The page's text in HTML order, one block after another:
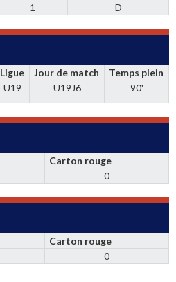
1 D
Ligue Jour de match
Temps plein
U19 U19J6 90'
Carton rouge
0
Carton rouge
0